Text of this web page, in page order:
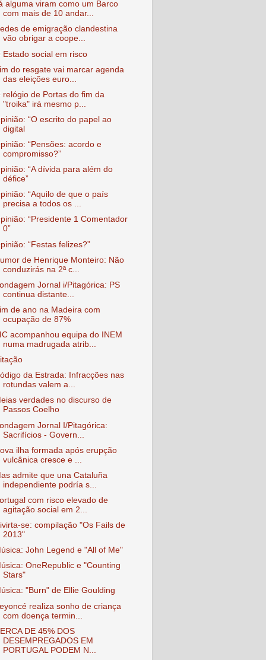
alguma viram como um Barco
com mais de 10 andar...
de emigração clandestina
vão obrigar a coope...
Estado social em risco
do resgate vai marcar agenda
das eleições euro...
relógio de Portas do fim da
"troika" irá mesmo p...
“O escrito do papel ao
digital
“Pensões: acordo e
compromisso?”
“A dívida para além do
défice”
“Aquilo de que o país
precisa a todos os ...
“Presidente 1 Comentador
0”
“Festas felizes?”
de Henrique Monteiro: Não
conduzirás na 2ª c...
Jornal i/Pitagórica: PS
continua distante...
de ano na Madeira com
ocupação de 87%
acompanhou equipa do INEM
numa madrugada atrib...
da Estrada: Infracções nas
rotundas valem a...
verdades no discurso de
Passos Coelho
Jornal I/Pitagórica:
Sacrifícios - Govern...
ilha formada após erupção
vulcânica cresce e ...
admite que una Cataluña
independiente podría s...
com risco elevado de
agitação social em 2...
se: compilação "Os Fails de
2013"
John Legend e "All of Me"
OneRepublic e "Counting
Stars"
"Burn" de Ellie Goulding
realiza sonho de criança
com doença termin...
DE 45% DOS
DESEMPREGADOS EM
PORTUGAL PODEM N...